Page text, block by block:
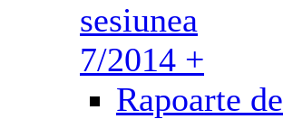
sesiunea
7/2014 +
Rapoarte de